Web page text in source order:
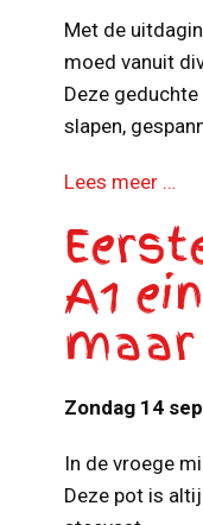
Met de
moed vanuit
Deze
slapen,
Lees meer …
A1
Zondag 14
In de vroege
Deze pot is